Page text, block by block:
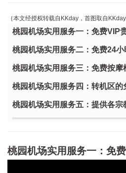
｛本文经授权转载自KKday，首图取自KKday
桃园机场实用服务一：免费VIP
桃园机场实用服务二：免费24小
桃园机场实用服务三：免费按摩
桃园机场实用服务四：转机区的
桃园机场实用服务五：提供各宗
桃园机场实用服务一：免